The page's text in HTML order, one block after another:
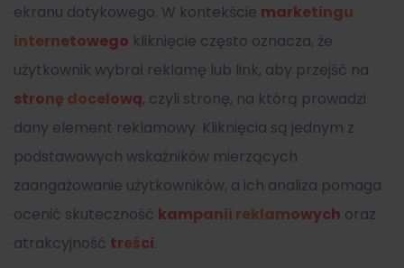
ekranu dotykowego. W kontekście marketingu
internetowego kliknięcie często oznacza, że
użytkownik wybrał reklamę lub link, aby przejść na
stronę docelową, czyli stronę, na którą prowadzi
dany element reklamowy. Kliknięcia są jednym z
podstawowych wskaźników mierzących
zaangażowanie użytkowników, a ich analiza pomaga
ocenić skuteczność kampanii reklamowych oraz
atrakcyjność treści.